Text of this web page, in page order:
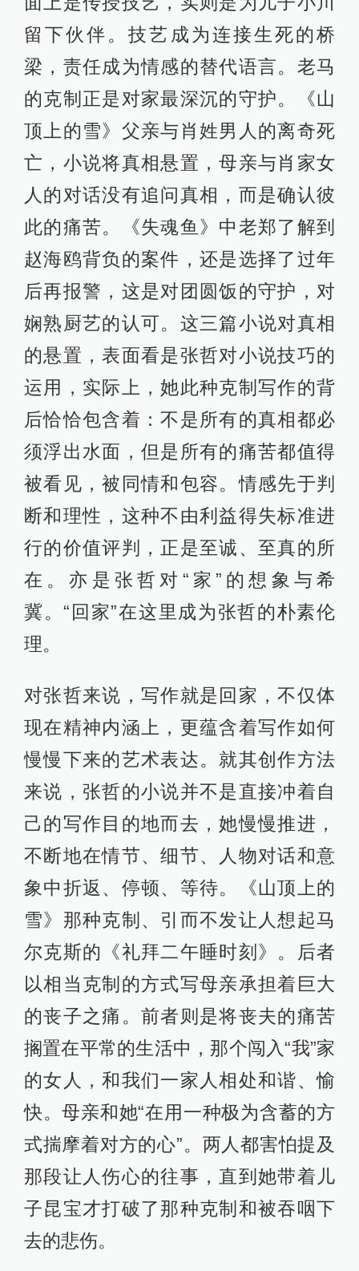
留下伙伴。技艺成为连接生死的桥
梁，责任成为情感的替代语言。老马
的克制正是对家最深沉的守护。《山
顶上的雪》父亲与肖姓男人的离奇死
亡，小说将真相悬置，母亲与肖家女
人的对话没有追问真相，而是确认彼
此的痛苦。《失魂鱼》中老郑了解到
赵海鸥背负的案件，还是选择了过年
后再报警，这是对团圆饭的守护，对
娴熟厨艺的认可。这三篇小说对真相
的悬置，表面看是张哲对小说技巧的
运用，实际上，她此种克制写作的背
后恰恰包含着：不是所有的真相都必
须浮出水面，但是所有的痛苦都值得
被看见，被同情和包容。情感先于判
断和理性，这种不由利益得失标准进
行的价值评判，正是至诚、至真的所
在。亦是张哲对“家”的想象与希
冀。“回家”在这里成为张哲的朴素伦
理。
对张哲来说，写作就是回家，不仅体
现在精神内涵上，更蕴含着写作如何
慢慢下来的艺术表达。就其创作方法
来说，张哲的小说并不是直接冲着自
己的写作目的地而去，她慢慢推进，
不断地在情节、细节、人物对话和意
象中折返、停顿、等待。《山顶上的
雪》那种克制、引而不发让人想起马
尔克斯的《礼拜二午睡时刻》。后者
以相当克制的方式写母亲承担着巨大
的丧子之痛。前者则是将丧夫的痛苦
搁置在平常的生活中，那个闯入“我”家
的女人，和我们一家人相处和谐、愉
快。母亲和她“在用一种极为含蓄的方
式揣摩着对方的心”。两人都害怕提及
那段让人伤心的往事，直到她带着儿
子昆宝才打破了那种克制和被吞咽下
去的悲伤。